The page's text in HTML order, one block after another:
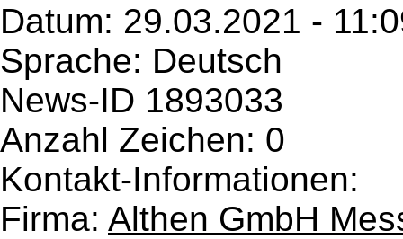
Datum: 29.03.2021 -
Sprache: Deutsch
News-ID 1893033
Anzahl Zeichen: 0
Kontakt-Informationen:
Firma: Althen GmbH